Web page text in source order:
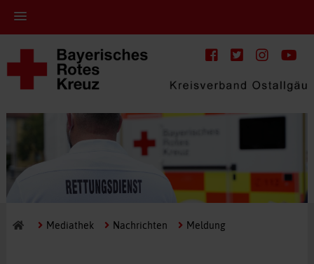
Mediathek Nachrichten Meldung